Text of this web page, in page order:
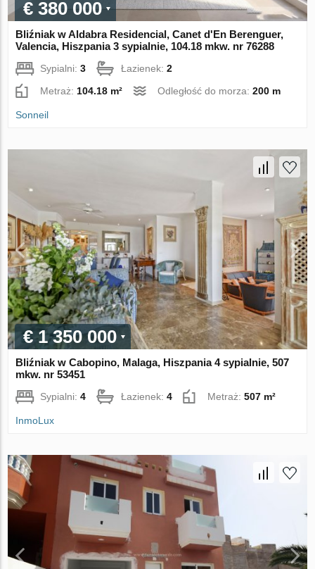
€ 380 000
Bliźniak w Aldabra Residencial, Canet d'En Berenguer,
Valencia, Hiszpania 3 sypialnie, 104.18 mkw. nr 76288
Sypialni:3 Łazienek:2
Metraż: 104.18 m² Odległość do morza:200 m
Sonneil
€ 1 350 000
Bliźniak w Cabopino, Malaga, Hiszpania 4 sypialnie, 507
mkw. nr 53451
Sypialni:4 Łazienek:4 Metraż:507 m²
InmoLux